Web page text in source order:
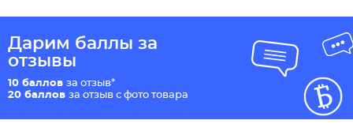
Дарим баллы за
отзывы
10 баллов за отзыв*
20 баллов за отзыв с фото товара